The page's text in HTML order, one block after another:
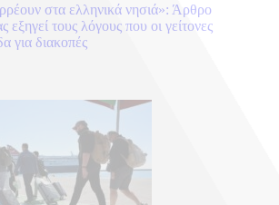
στα ελληνικά νησιά»: Άρθρο
εξηγεί τους λόγους που οι γείτονες
για διακοπές